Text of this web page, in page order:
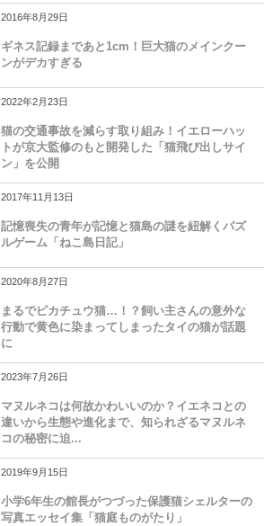
2016年8月29日
ギネス記録まであと1cm！巨大猫のメインクー
ンがデカすぎる
2022年2月23日
猫の交通事故を減らす取り組み！イエローハッ
トが京大監修のもと開発した「猫飛び出しサイ
ン」を公開
2017年11月13日
記憶喪失の青年が記憶と猫島の謎を紐解くパズ
ルゲーム「ねこ島日記」
2020年8月27日
まるでピカチュウ猫…！？飼い主さんの意外な
行動で黄色に染まってしまったタイの猫が話題
に
2023年7月26日
マヌルネコは何故かわいいのか？イエネコとの
違いから生態や進化まで、知られざるマヌルネ
コの秘密に迫...
2019年9月15日
小学6年生の館長がつづった保護猫シェルターの
写真エッセイ集「猫庭ものがたり」